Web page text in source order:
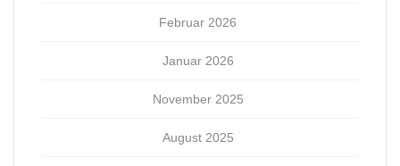
Februar 2026
Januar 2026
November 2025
August 2025